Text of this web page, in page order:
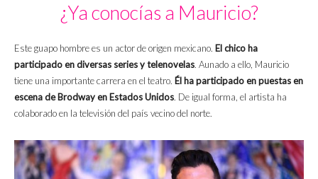
¿Ya conocías a Mauricio?
Este guapo hombre es un actor de origen mexicano. El chico ha
participado en diversas series y telenovelas. Aunado a ello, Mauricio
tiene una importante carrera en el teatro. Él ha participado en puestas en
escena de Brodway en Estados Unidos. De igual forma, el artista ha
colaborado en la televisión del país vecino del norte.